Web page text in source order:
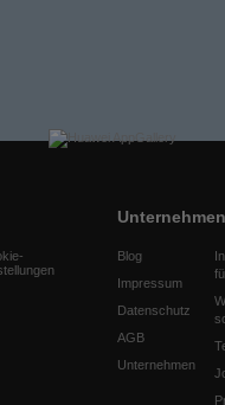
Unternehmen
Blog
Impressum
Datenschutz
AGB
Unternehmen